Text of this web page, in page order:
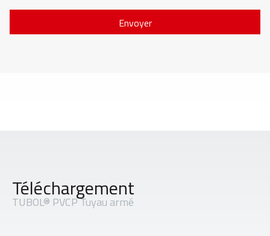
Envoyer
Téléchargement
TUBOL® PVCP Tuyau armé